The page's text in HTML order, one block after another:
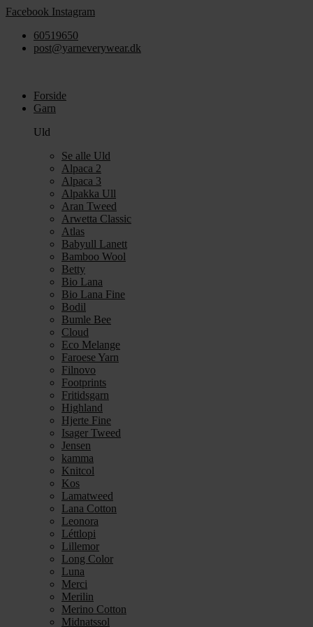
Videre
indhold
Facebook Instagram
60519650
post@yarneverywear.dk
Forside
Garn
Uld
Se alle Uld
Alpaca 2
Alpaca 3
Alpakka Ull
Aran Tweed
Arwetta Classic
Atlas
Babyull Lanett
Bamboo Wool
Betty
Bio Lana
Bio Lana Fine
Bodil
Bumle Bee
Cloud
Eco Melange
Faroese Yarn
Filnovo
Footprints
Fritidsgarn
Highland
Hjerte Fine
Isager Tweed
Jensen
kamma
Knitcol
Kos
Lamatweed
Lana Cotton
Leonora
Léttlopi
Lillemor
Long Color
Luna
Merci
Merilin
Merino Cotton
Midnatssol